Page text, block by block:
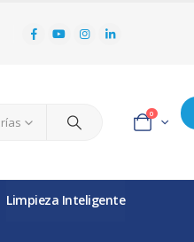
0
Limpieza Inteligente